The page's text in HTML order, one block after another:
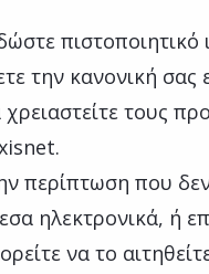
πιστοποιητικό
την κανονική σας
τους
περίπτωση που
ηλεκτρονικά, ή
να το